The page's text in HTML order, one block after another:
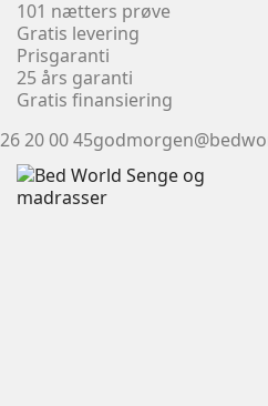
101 nætters prøve
Gratis levering
Prisgaranti
25 års garanti
Gratis finansiering
26 20 00 45